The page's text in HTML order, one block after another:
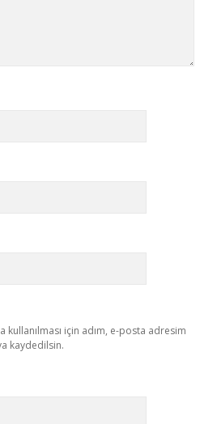
kullanılması için adım, e-posta adresim
kaydedilsin.